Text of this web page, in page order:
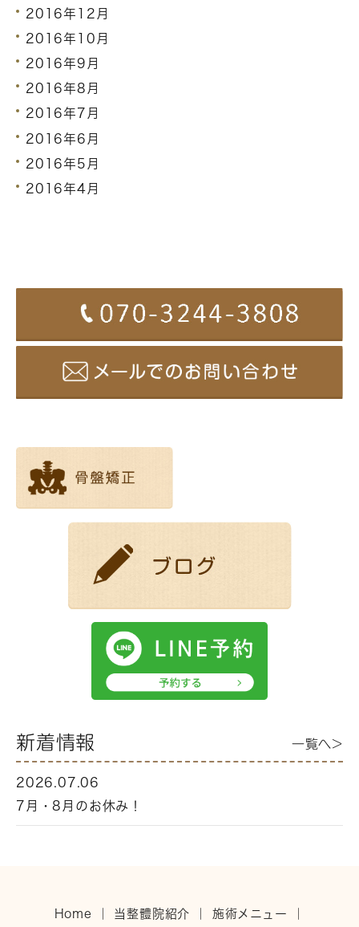
2016年12月
2016年10月
2016年9月
2016年8月
2016年7月
2016年6月
2016年5月
2016年4月
新着情報 一覧へ>
2026.07.06
7月・8月のお休み！
Home 当整體院紹介 施術メニュー